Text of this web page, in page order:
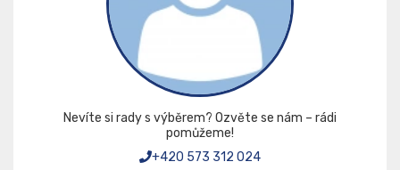
Nevíte si rady s výběrem? Ozvěte se nám – rádi
pomůžeme!
+420 573 312 024